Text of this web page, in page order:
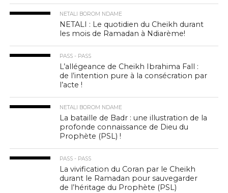
NETALI BOROM NDAME
NETALI : Le quotidien du Cheikh durant
les mois de Ramadan à Ndiarème!
PASS - PASS
L’allégeance de Cheikh Ibrahima Fall :
de l’intention pure à la consécration par
l’acte !
NETALI BOROM NDAME
La bataille de Badr : une illustration de la
profonde connaissance de Dieu du
Prophète (PSL) !
PASS - PASS
La vivification du Coran par le Cheikh
durant le Ramadan pour sauvegarder
de l’héritage du Prophète (PSL)